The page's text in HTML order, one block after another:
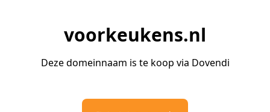
voorkeukens.nl
Deze domeinnaam is te koop via Dovendi